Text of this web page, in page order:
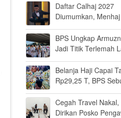
Daftar Calhaj 2027
Diumumkan,
BPS Ungkap
Jadi Titik Terlemah
Belanja Haji Capai
Rp29,25 T, BPS Sebut
Saudi
Cegah Travel
Dirikan Posko